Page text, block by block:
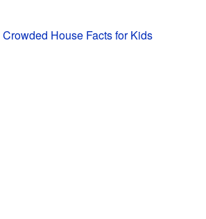
Crowded House Facts for Kids